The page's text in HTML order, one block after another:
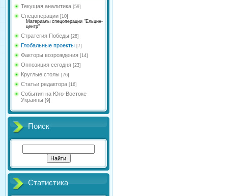
Текущая аналитика [59]
Спецоперации [10]
Материалы спецоперации "Ельцин-
центр"
Стратегия Победы [28]
Глобальные проекты [7]
Факторы возрождения [14]
Оппозиция сегодня [23]
Круглые столы [76]
Статьи редактора [16]
События на Юго-Востоке
Украины [9]
Поиск
Статистика